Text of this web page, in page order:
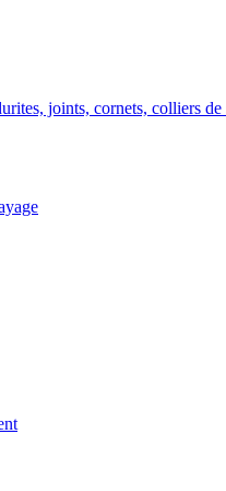
joints, cornets, colliers de